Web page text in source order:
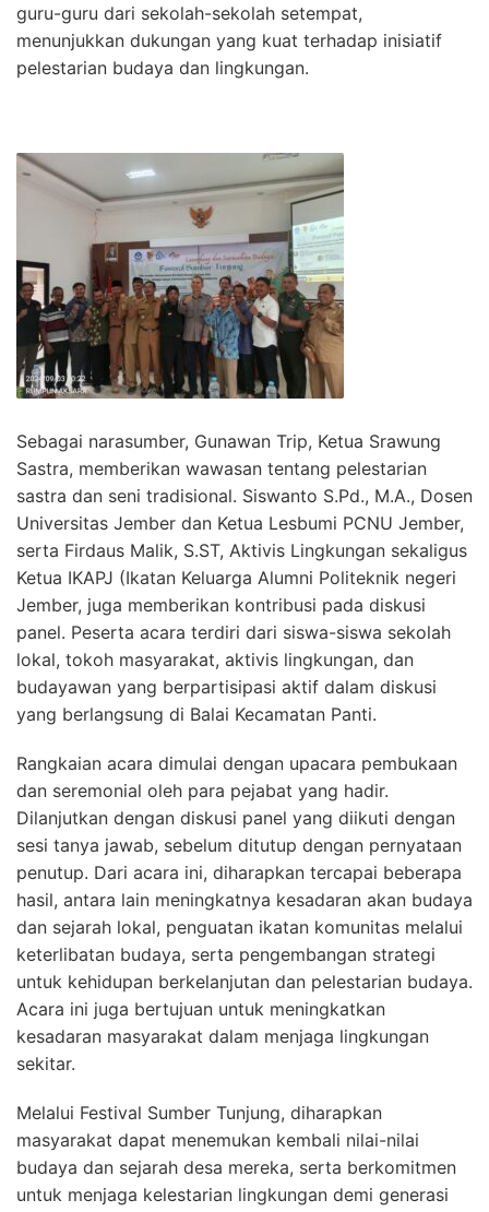
guru-guru dari sekolah-sekolah setempat,
menunjukkan dukungan yang kuat terhadap inisiatif
pelestarian budaya dan lingkungan.
Sebagai narasumber, Gunawan Trip, Ketua Srawung
Sastra, memberikan wawasan tentang pelestarian
sastra dan seni tradisional. Siswanto S.Pd., M.A., Dosen
Universitas Jember dan Ketua Lesbumi PCNU Jember,
serta Firdaus Malik, S.ST, Aktivis Lingkungan sekaligus
Ketua IKAPJ (Ikatan Keluarga Alumni Politeknik negeri
Jember, juga memberikan kontribusi pada diskusi
panel. Peserta acara terdiri dari siswa-siswa sekolah
lokal, tokoh masyarakat, aktivis lingkungan, dan
budayawan yang berpartisipasi aktif dalam diskusi
yang berlangsung di Balai Kecamatan Panti.
Rangkaian acara dimulai dengan upacara pembukaan
dan seremonial oleh para pejabat yang hadir.
Dilanjutkan dengan diskusi panel yang diikuti dengan
sesi tanya jawab, sebelum ditutup dengan pernyataan
penutup. Dari acara ini, diharapkan tercapai beberapa
hasil, antara lain meningkatnya kesadaran akan budaya
dan sejarah lokal, penguatan ikatan komunitas melalui
keterlibatan budaya, serta pengembangan strategi
untuk kehidupan berkelanjutan dan pelestarian budaya.
Acara ini juga bertujuan untuk meningkatkan
kesadaran masyarakat dalam menjaga lingkungan
sekitar.
Melalui Festival Sumber Tunjung, diharapkan
masyarakat dapat menemukan kembali nilai-nilai
budaya dan sejarah desa mereka, serta berkomitmen
untuk menjaga kelestarian lingkungan demi generasi